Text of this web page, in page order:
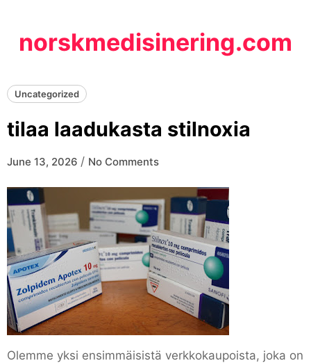
contentnorskmedisinering.com
Uncategorized
tilaa laadukasta stilnoxia
June 13, 2026 / No Comments
Olemme yksi ensimmäisistä verkkokaupoista, joka on